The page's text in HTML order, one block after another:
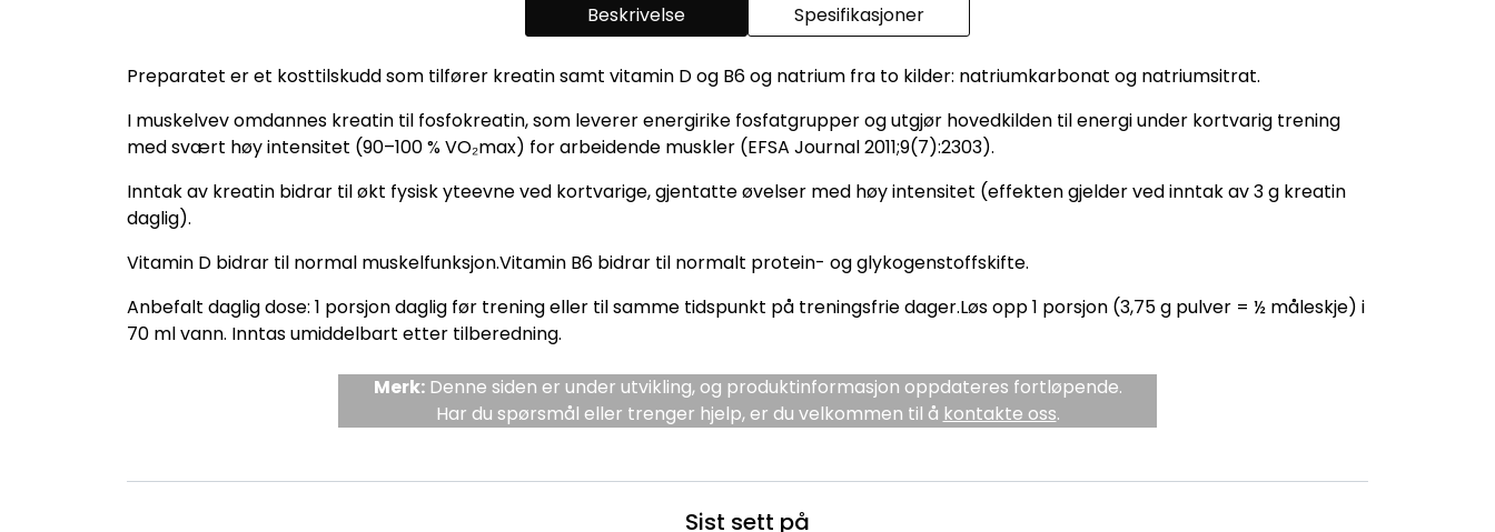
Beskrivelse Spesifikasjoner
Preparatet er et kosttilskudd som tilfører kreatin samt vitamin D og B6 og natrium fra to kilder: natriumkarbonat og natriumsitrat.
I muskelvev omdannes kreatin til fosfokreatin, som leverer energirike fosfatgrupper og utgjør hovedkilden til energi under kortvarig trening
med svært høy intensitet (90–100 % VO₂max) for arbeidende muskler (EFSA Journal 2011;9(7):2303).
Inntak av kreatin bidrar til økt fysisk yteevne ved kortvarige, gjentatte øvelser med høy intensitet (effekten gjelder ved inntak av 3 g kreatin
daglig).
Vitamin D bidrar til normal muskelfunksjon.Vitamin B6 bidrar til normalt protein- og glykogenstoffskifte.
Anbefalt daglig dose: 1 porsjon daglig før trening eller til samme tidspunkt på treningsfrie dager.Løs opp 1 porsjon (3,75 g pulver = ½ måleskje) i
70 ml vann. Inntas umiddelbart etter tilberedning.
Merk:Denne siden er under utvikling, og produktinformasjon oppdateres fortløpende.
Har du spørsmål eller trenger hjelp, er du velkommen til å kontakte oss.
Sist sett på